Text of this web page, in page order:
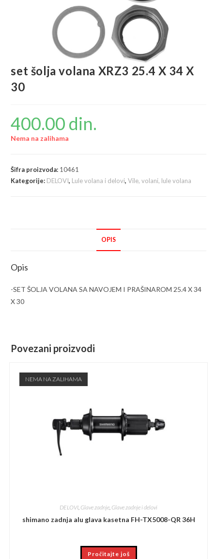
set šolja volana XRZ3 25.4 X 34 X
30
400.00 din.
Nema na zalihama
Šifra proizvoda: 10461
Kategorije: DELOVI, Lule volana i delovi,Vile, volani, lule volana
OPIS
Opis
-SET ŠOLJA VOLANA SA NAVOJEM I PRAŠINAROM 25.4 X 34
X 30
Povezani proizvodi
NEMA NA ZALIHAMA
DELOVI Glave zadnje Glave zadnje i delovi
shimano zadnja alu glava kasetna FH-TX5008-QR 36H
Pročitajte još